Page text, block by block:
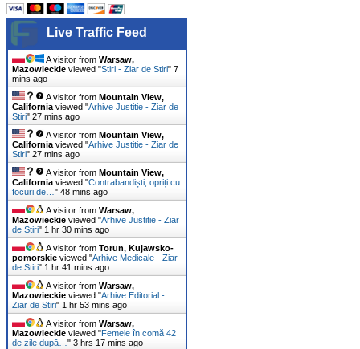
Live Traffic Feed
A visitor from Warsaw,
Mazowieckie viewed "Stiri - Ziar de Stiri" 7
mins ago
A visitor from Mountain View,
California viewed "Arhive Justitie - Ziar de
Stiri" 27 mins ago
A visitor from Mountain View,
California viewed "Arhive Justitie - Ziar de
Stiri" 27 mins ago
A visitor from Mountain View,
California viewed "Contrabandiști, opriți cu
focuri de… " 48 mins ago
A visitor from Warsaw,
Mazowieckie viewed "Arhive Justitie - Ziar
de Stiri" 1 hr 30 mins ago
A visitor from Torun, Kujawsko-
pomorskie viewed "Arhive Medicale - Ziar
de Stiri" 1 hr 41 mins ago
A visitor from Warsaw,
Mazowieckie viewed "Arhive Editorial -
Ziar de Stiri" 1 hr 53 mins ago
A visitor from Warsaw,
Mazowieckie viewed "Femeie în comă 42
de zile după… " 3 hrs 17 mins ago